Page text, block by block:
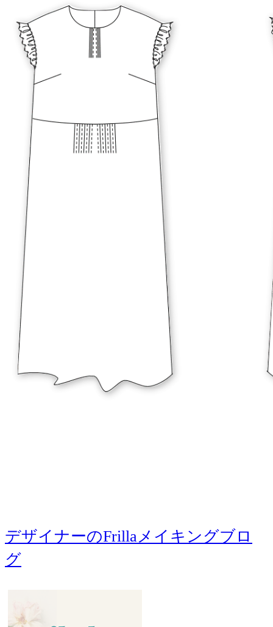
デザイナーのFrillaメイキングブロ
グ